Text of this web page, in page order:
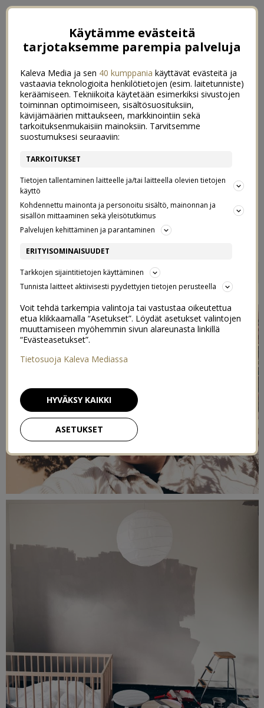
RIPSIEN KESTOVÄRJÄYS KOTONA
MAITOALLERGIAN KATOAMINEN
PARASTA YKSINOLOSSA
16/05/2020
Käytämme evästeitä
tarjotaksemme parempia palveluja
Kaleva Media ja sen 40 kumppania käyttävät evästeitä ja
vastaavia teknologioita henkilötietojen (esim. laitetunniste)
keräämiseen. Tekniikoita käytetään esimerkiksi sivustojen
toiminnan optimoimiseen, sisältösuosituksiin,
kävijämäärien mittaukseen, markkinointiin sekä
tarkoituksenmukaisiin mainoksiin. Tarvitsemme
suostumuksesi seuraaviin:
TARKOITUKSET
Tietojen tallentaminen laitteelle ja/tai laitteella olevien tietojen
käyttö
Kohdennettu mainonta ja personoitu sisältö, mainonnan ja
sisällön mittaaminen sekä yleisötutkimus
Palvelujen kehittäminen ja parantaminen
ERITYISOMINAISUUDET
Tarkkojen sijaintitietojen käyttäminen
Tunnista laitteet aktiivisesti pyydettyjen tietojen perusteella
Voit tehdä tarkempia valintoja tai vastustaa oikeutettua
etua klikkaamalla “Asetukset”. Löydät asetukset valintojen
muuttamiseen myöhemmin sivun alareunasta linkillä
“Evästeasetukset”.
Tietosuoja Kaleva Mediassa
ASETUKSET
HYVÄKSY KAIKKI